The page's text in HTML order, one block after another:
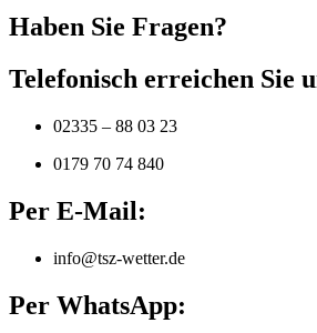
Haben Sie Fragen?
Telefonisch erreichen Sie
02335 – 88 03 23
0179 70 74 840
Per E-Mail:
info@tsz-wetter.de
Per WhatsApp: